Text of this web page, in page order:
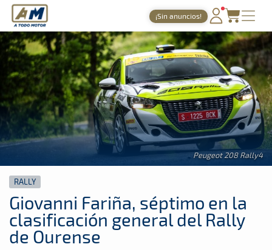
A Todo Motor · Revista del motor desde 1999
¡Sin anuncios!
PORTADA
TIEMPOS ONLINE
NOTICIAS
AGENDA
GALERÍAS
TIENDA
A Todo Motor » Noticias » Rally
Peugeot 208 Rally4
RALLY
Giovanni Fariña, séptimo en la
clasificación general del Rally
de Ourense